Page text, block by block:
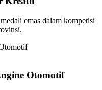
emas dalam kompetisi
Otomotif